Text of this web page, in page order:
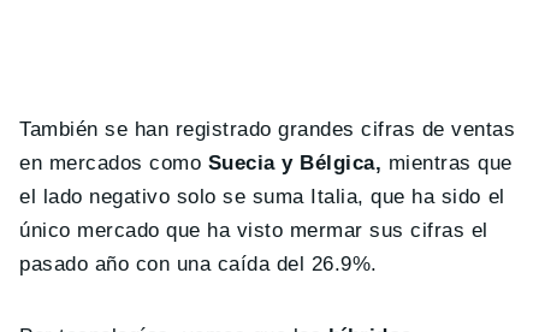
También se han registrado grandes cifras de ventas
en mercados como Suecia y Bélgica, mientras que
el lado negativo solo se suma Italia, que ha sido el
único mercado que ha visto mermar sus cifras el
pasado año con una caída del 26.9%.